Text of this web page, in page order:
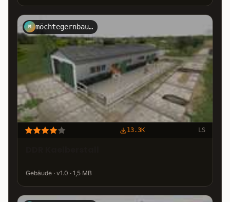
M möchtegernbauer
13.3K LS
Gebäude · v1.0 · 1,5 MB